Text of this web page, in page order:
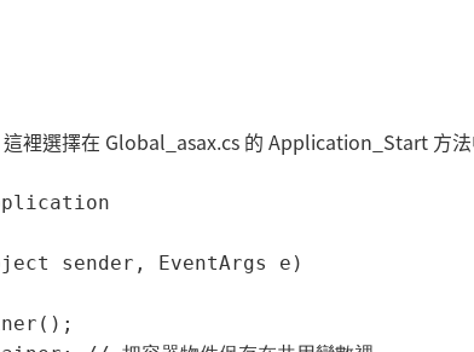
裡選擇在 Global_asax.cs 的 Application_Start 方法
sender, EventArgs e)